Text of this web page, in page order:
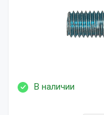
В наличии